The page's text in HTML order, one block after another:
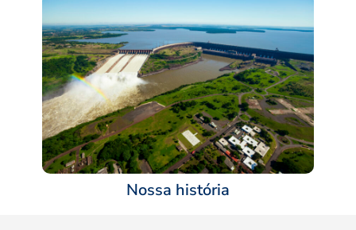
Nossa história